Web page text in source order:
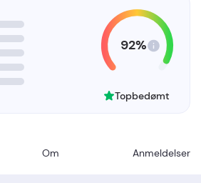
Om Anmeldelser
92%
Topbedømt